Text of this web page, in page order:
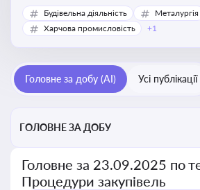
проведення закупівель товарів, робіт
державні чи публічні кошти
Будівельна діяльність
Металургія
Харчова промисловість
+1
Головне за добу (AI) Усі публікації
ГОЛОВНЕ ЗА ДОБУ
Головне за 23.09.2025 по
Процедури закупівель